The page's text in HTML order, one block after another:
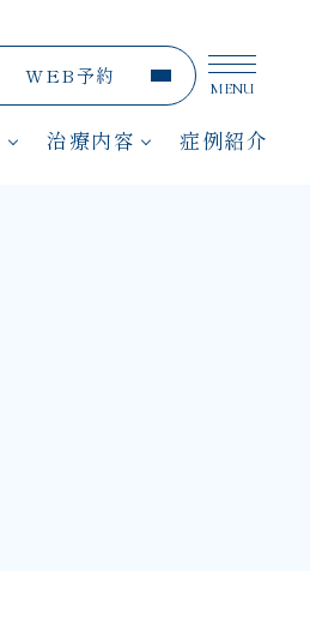
WEB予約
MENU
治療内容 症例紹介